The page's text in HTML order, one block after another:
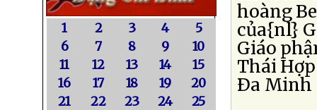
1 2 3 4
5
6
7 8 9
10
11
12 13 14
15
16
17 18 19
20
21
22 23 24
25
hoàng
của{nl}
Giáo
Thái
Ða Minh